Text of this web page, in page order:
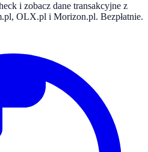
i zobacz dane transakcyjne z
OLX.pl i Morizon.pl. Bezpłatnie.